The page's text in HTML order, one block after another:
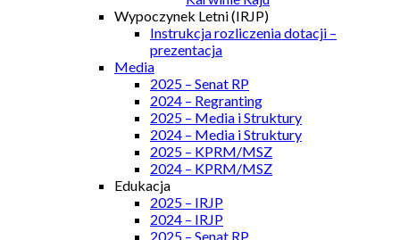
Wypoczynek Letni (IRJP)
Instrukcja rozliczenia dotacji –
prezentacja
Media
2025 – Senat RP
2024 – Regranting
2025 – Media i Struktury
2024 – Media i Struktury
2025 – KPRM/MSZ
2024 – KPRM/MSZ
Edukacja
2025 – IRJP
2024 – IRJP
2025 – Senat RP